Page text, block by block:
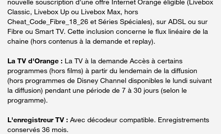
Classic, Livebox Up ou Livebox Max, hors
Cheat_Code_Fibre_18_26 et Séries Spéciales), sur ADSL ou sur
Fibre ou Smart TV. Cette inclusion concerne le flux linéaire de la
chaine (hors contenus à la demande et replay).
La TV d'Orange : La TV à la demande Accès à certains
programmes (hors films) à partir du lendemain de la diffusion
(hors programmes de Disney Channel disponibles le lundi suivant
la diffusion) pendant une période de 7 à 30 jours (selon le
programme).
L'enregistreur TV : Avec décodeur compatible. Enregistrements
conservés 36 mois.